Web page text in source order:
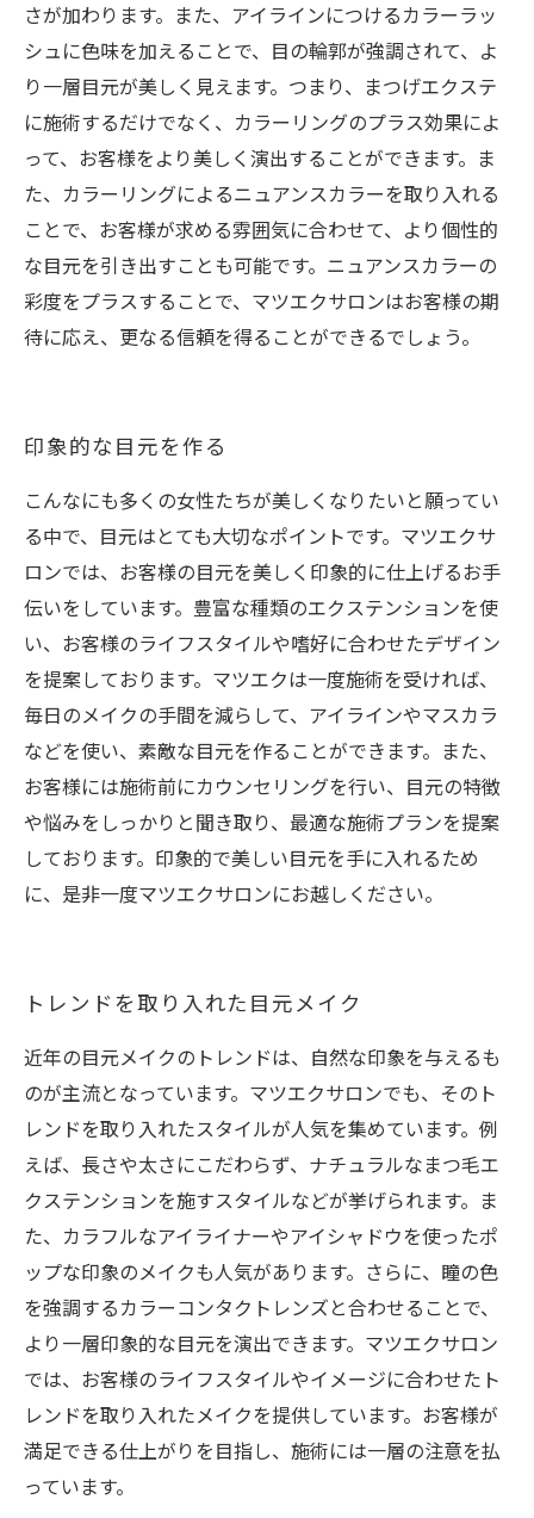
さが加わります。また、アイラインにつけるカラーラッ
シュに色味を加えることで、目の輪郭が強調されて、よ
り一層目元が美しく見えます。つまり、まつげエクステ
に施術するだけでなく、カラーリングのプラス効果によ
って、お客様をより美しく演出することができます。ま
た、カラーリングによるニュアンスカラーを取り入れる
ことで、お客様が求める雰囲気に合わせて、より個性的
な目元を引き出すことも可能です。ニュアンスカラーの
彩度をプラスすることで、マツエクサロンはお客様の期
待に応え、更なる信頼を得ることができるでしょう。
印象的な目元を作る
こんなにも多くの女性たちが美しくなりたいと願ってい
る中で、目元はとても大切なポイントです。マツエクサ
ロンでは、お客様の目元を美しく印象的に仕上げるお手
伝いをしています。豊富な種類のエクステンションを使
い、お客様のライフスタイルや嗜好に合わせたデザイン
を提案しております。マツエクは一度施術を受ければ、
毎日のメイクの手間を減らして、アイラインやマスカラ
などを使い、素敵な目元を作ることができます。また、
お客様には施術前にカウンセリングを行い、目元の特徴
や悩みをしっかりと聞き取り、最適な施術プランを提案
しております。印象的で美しい目元を手に入れるため
に、是非一度マツエクサロンにお越しください。
トレンドを取り入れた目元メイク
近年の目元メイクのトレンドは、自然な印象を与えるも
のが主流となっています。マツエクサロンでも、そのト
レンドを取り入れたスタイルが人気を集めています。例
えば、長さや太さにこだわらず、ナチュラルなまつ毛エ
クステンションを施すスタイルなどが挙げられます。ま
た、カラフルなアイライナーやアイシャドウを使ったポ
ップな印象のメイクも人気があります。さらに、瞳の色
を強調するカラーコンタクトレンズと合わせることで、
より一層印象的な目元を演出できます。マツエクサロン
では、お客様のライフスタイルやイメージに合わせたト
レンドを取り入れたメイクを提供しています。お客様が
満足できる仕上がりを目指し、施術には一層の注意を払
っています。